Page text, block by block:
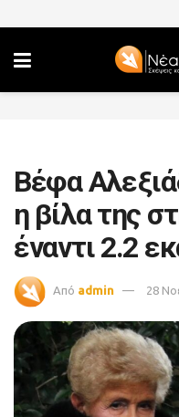
Βέφα
η βίλα της
έναντι 2.2
Από admin 28